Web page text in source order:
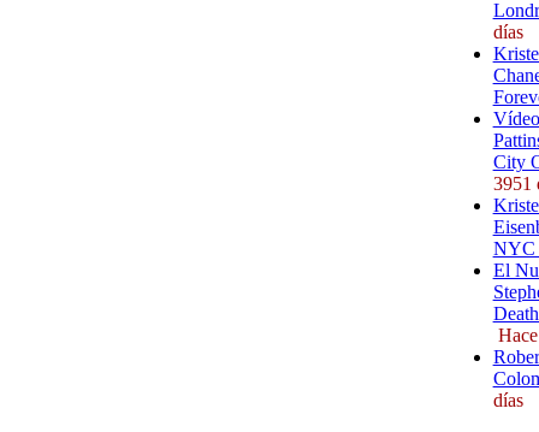
días
City
3951
NYC
El
días